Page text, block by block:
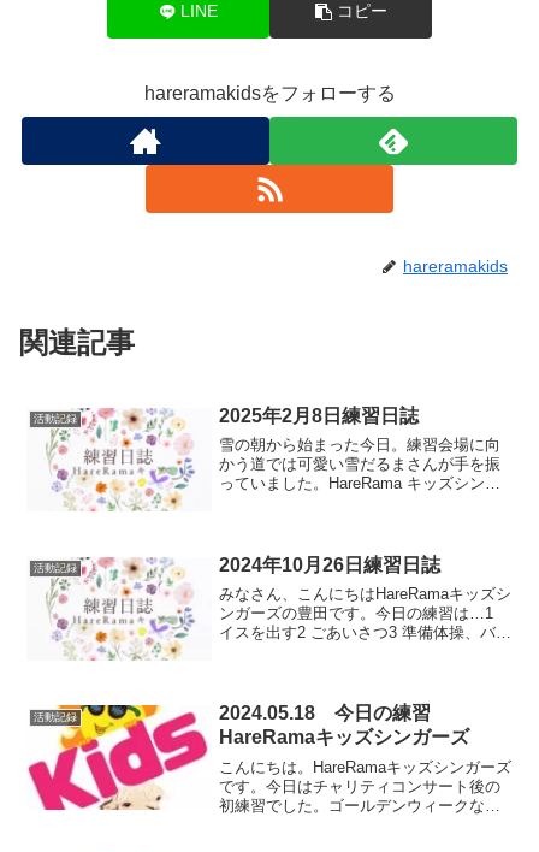
LINE コピー
hareramakidsをフォローする
hareramakids
関連記事
活動記録 2025年2月8日練習日誌
雪の朝から始まった今日。練習会場に向
かう道では可愛い雪だるまさんが手を振
っていました。HareRama キッズシンガ
たように感じる時...
活動記録 2024年10月26日練習日誌
みなさん、こんにちはHareRamaキッズシ
ンガーズの豊田です。今日の練習は…1
イスを出す2 ごあいさつ3 準備体操、バラ
活動記録
2024.05.18 今日の練習
HareRamaキッズシンガーズ
こんにちは。HareRamaキッズシンガーズ
です。今日はチャリティコンサート後の
初練習でした。ゴールデンウィークなど